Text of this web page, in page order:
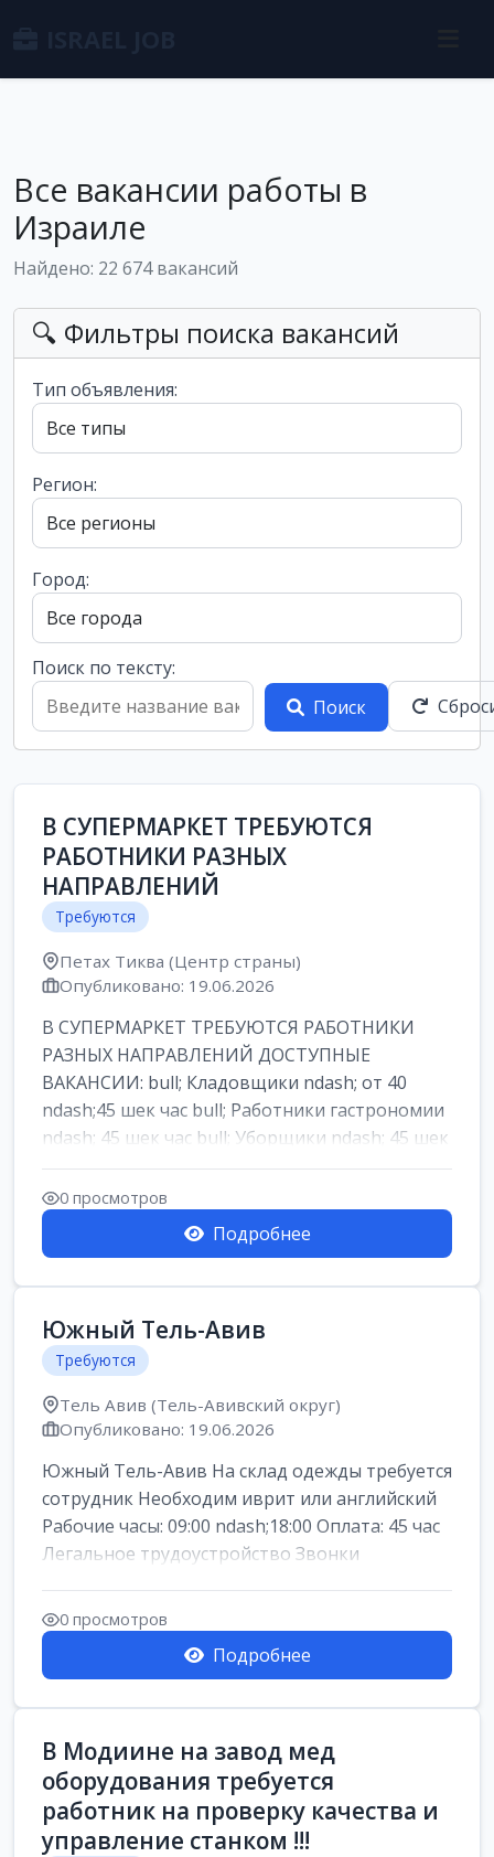
Все вакансии работы в
Израиле
Найдено: 22 674 вакансий
🔍 Фильтры поиска вакансий
Тип объявления:
Регион:
Город:
Поиск по тексту:
Поиск
В СУПЕРМАРКЕТ ТРЕБУЮТСЯ
РАБОТНИКИ РАЗНЫХ
НАПРАВЛЕНИЙ
Требуются
Петах Тиква (Центр страны)
Опубликовано: 19.06.2026
В СУПЕРМАРКЕТ ТРЕБУЮТСЯ РАБОТНИКИ
РАЗНЫХ НАПРАВЛЕНИЙ ДОСТУПНЫЕ
ВАКАНСИИ: bull; Кладовщики ndash; от 40
ndash;45 шек час bull; Работники гастрономии
ndash; 45 шек час bull; Уборщики ndash; 45 шек
час b...
0 просмотров
Подробнее
Южный Тель-Авив
Требуются
Тель Авив (Тель-Авивский округ)
Опубликовано: 19.06.2026
Южный Тель-Авив На склад одежды требуется
сотрудник Необходим иврит или английский
Рабочие часы: 09:00 ndash;18:00 Оплата: 45 час
Легальное трудоустройство Звонки
0 просмотров
Подробнее
В Модиине на завод мед
оборудования требуется
работник на проверку качества и
управление станком !!!